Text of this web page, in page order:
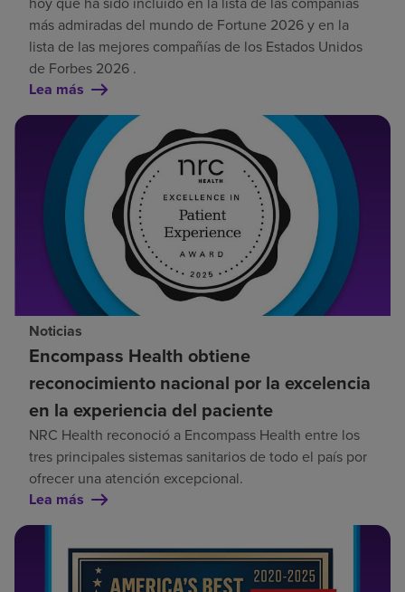
más admiradas del mundo de Fortune 2026 y en la
lista de las mejores compañías de los Estados Unidos
de Forbes 2026 .
Lea más
Noticias
Encompass Health obtiene
reconocimiento nacional por la excelencia
en la experiencia del paciente
NRC Health reconoció a Encompass Health entre los
tres principales sistemas sanitarios de todo el país por
ofrecer una atención excepcional.
Lea más